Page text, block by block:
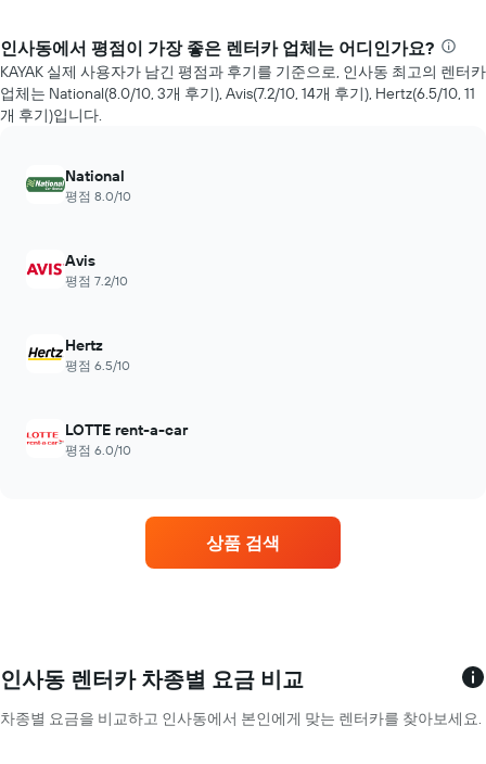
인사동에서 평점이 가장 좋은 렌터카 업체는 어디인가요?
KAYAK 실제 사용자가 남긴 평점과 후기를 기준으로, 인사동 최고의 렌터카
업체는 National(8.0/10, 3​개 후기), Avis(7.2/10, 14​개 ​후기), Hertz(6.5/10, 11​
개 ​후기)입니다.
National
평점 8.0/10
Avis
평점 7.2/10
Hertz
평점 6.5/10
LOTTE rent-a-car
평점 6.0/10
상품 검색
인사동 렌터카 차종별 요금 비교
차종별 요금을 비교하고 인사동에서 본인에게 맞는 렌터카를 찾아보세요.